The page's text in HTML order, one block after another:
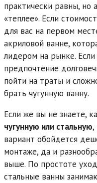
практически равны, но
«теплее». Если
для вас на первом
акриловой ванне,
лидером на рынке.
предпочтение
пойти на траты и
брать чугунную ванну.
Если же вы не знаете,
чугунную или стальную,
вариант обойдется
монтаже, да и
выше. По простоте
стальные ванны